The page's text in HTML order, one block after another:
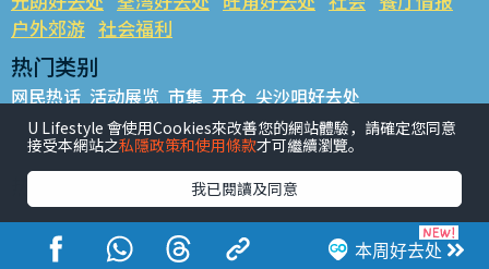
本周好去处
户外郊游 社会福利
热门类别
网民热话 活动展览 市集 开仓 尖沙咀好去处
铜锣湾好去处 元朗好去处 荃湾好去处 旺角好去处 社会
餐厅情报 户外郊游
热门标签
#UGO揾好去处 #人气活动推介 #美食社群热话
#亲子玩乐好去处
#ULifestyle应用程式
#限时抢
U Lifestyle 會使用Cookies來改善您的網站體驗，請確定您同意
接受本網站之私隱政策和使用條款才可繼續瀏覽。
我已閱讀及同意